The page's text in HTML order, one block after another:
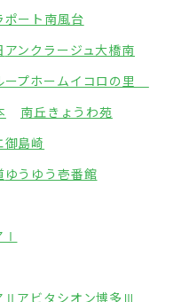
ポート南風台
アンクラージュ大橋南
ープホームイコロの里
南丘きょうわ苑
御島崎
ゆうゆう壱番館
Ⅰ
Ⅱ アビタシオン博多Ⅲ